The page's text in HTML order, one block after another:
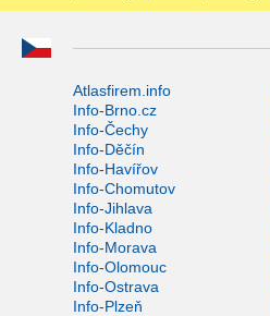
Atlasfirem.info
Info-Brno.cz
Info-Čechy
Info-Děčín
Info-Havířov
Info-Chomutov
Info-Jihlava
Info-Kladno
Info-Morava
Info-Olomouc
Info-Ostrava
Info-Plzeň